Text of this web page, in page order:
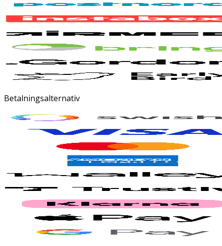
Betalningsalternativ